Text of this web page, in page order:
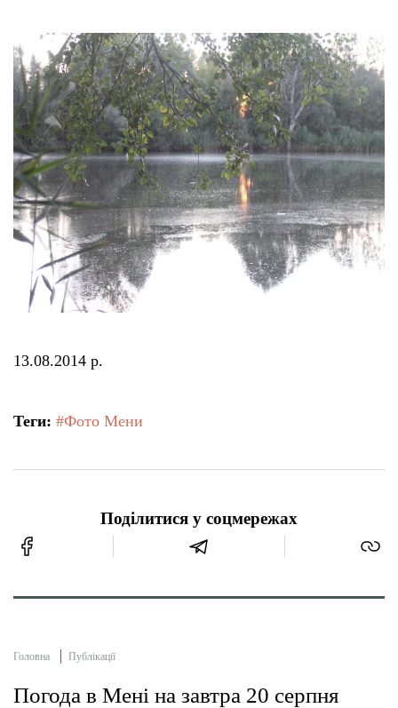
13.08.2014 р.
Теги: #Фото Мени
Поділитися у соцмережах
Головна Публікації
Погода в Мені на завтра 20 серпня